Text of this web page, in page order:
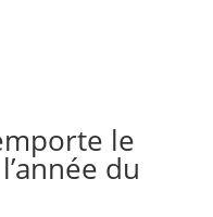
le
du